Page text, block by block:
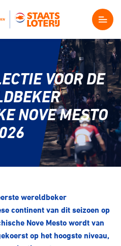
VOOR DE
NOVE MESTO
wereldbeker
continent van dit seizoen op
Nove Mesto wordt van
op het hoogste niveau,
Mountainbiken
ID-Cycling
Strandrace
Biketrial